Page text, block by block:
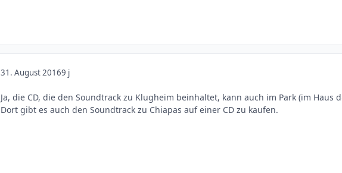
31. August 20169 j
Ja, die CD, die den Soundtrack zu Klugheim beinhaltet, kann auch im Park (im Haus
Dort gibt es auch den Soundtrack zu Chiapas auf einer CD zu kaufen.